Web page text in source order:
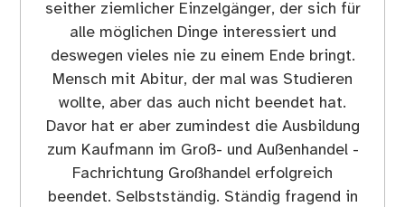
seither ziemlicher Einzelgänger, der sich für
alle möglichen Dinge interessiert und
deswegen vieles nie zu einem Ende bringt.
Mensch mit Abitur, der mal was Studieren
wollte, aber das auch nicht beendet hat.
Davor hat er aber zumindest die Ausbildung
zum Kaufmann im Groß- und Außenhandel -
Fachrichtung Großhandel erfolgreich
beendet. Selbstständig. Ständig fragend in